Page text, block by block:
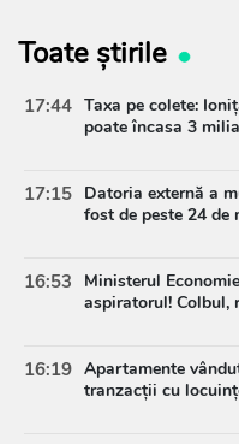
Toate știrile
17:44 Taxa pe colete:
poate încasa 3
17:15 Datoria externă a
fost de peste 24 de
16:53
Ministerul
aspiratorul! Colbul,
16:19 Apartamente
tranzacții cu